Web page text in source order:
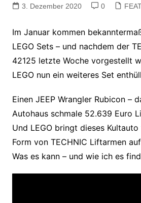
3. Dezember 2020 0
Im Januar kommen
LEGO Sets – und nachdem der
42125 letzte Woche vorgestellt
LEGO nun ein weiteres Set
Einen JEEP Wrangler Rubicon –
Autohaus schmale 52.639 Euro
Und LEGO bringt dieses
Form von TECHNIC Liftarmen
Was es kann – und wie ich es